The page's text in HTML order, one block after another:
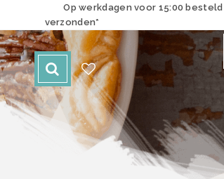
Op werkdagen voor 15:00
verzonden*